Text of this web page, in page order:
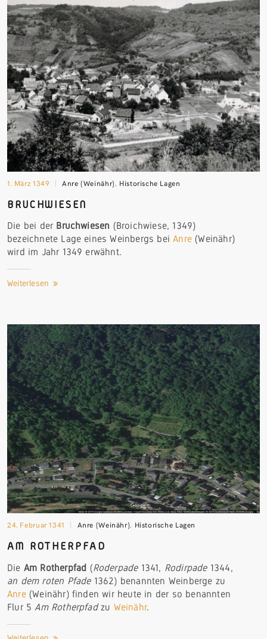
1. März 1349 Anre (Weinähr), Historische Lagen
BRUCHWIESEN
Die bei der Bruchwiesen (Broichwiese, 1349)
bezeichnete Lage eines Weinbergs beiAnre(Weinähr)
wird im Jahr 1349 erwähnt.
Weiterlesen
24. Februar 1341 Anre (Weinähr), Historische Lagen
AM ROTHERPFAD
Die Am Rotherpfad (Roderpade1341, Rodirpade1344,
an dem roten Pfade1362) benannten Weinberge zu
Anre(Weinähr) finden wir heute in der so benannten
Flur 5 Am Rotherpfad zu Weinähr.